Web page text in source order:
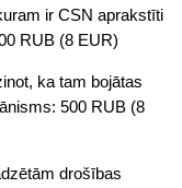
ir CSN aprakstīti
RUB (8 EUR)
ka tam bojātas
500 RUB (8
drošības